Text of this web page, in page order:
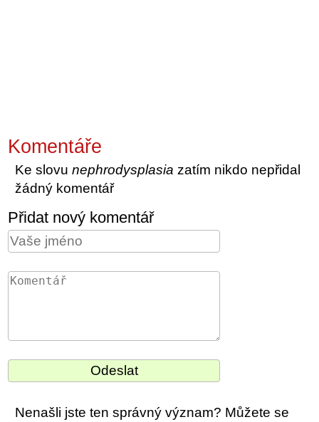
Komentáře
Ke slovunephrodysplasia zatím nikdo nepřidal
žádný komentář
Přidat nový komentář
Nenašli jste ten správný význam? Můžete se